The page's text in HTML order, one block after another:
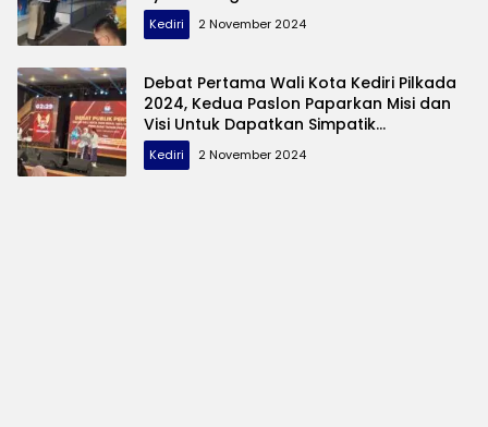
Kediri 2 November 2024
Debat Pertama Wali Kota Kediri Pilkada
2024, Kedua Paslon Paparkan Misi dan
Visi Untuk Dapatkan Simpatik
Masyarakat
Kediri 2 November 2024